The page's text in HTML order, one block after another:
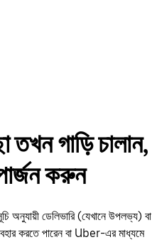
গাড়ি চালান,
করুন
ডেলিভারি (যেখানে উপলভ্য) বা
করতে পারেন বা Uber-এর মাধ্যমে